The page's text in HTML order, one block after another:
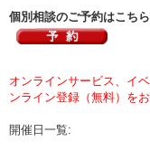
個別相談のご予約はこちら
オンラインサービス、イ
ンライン登録（無料）を
開催日一覧: